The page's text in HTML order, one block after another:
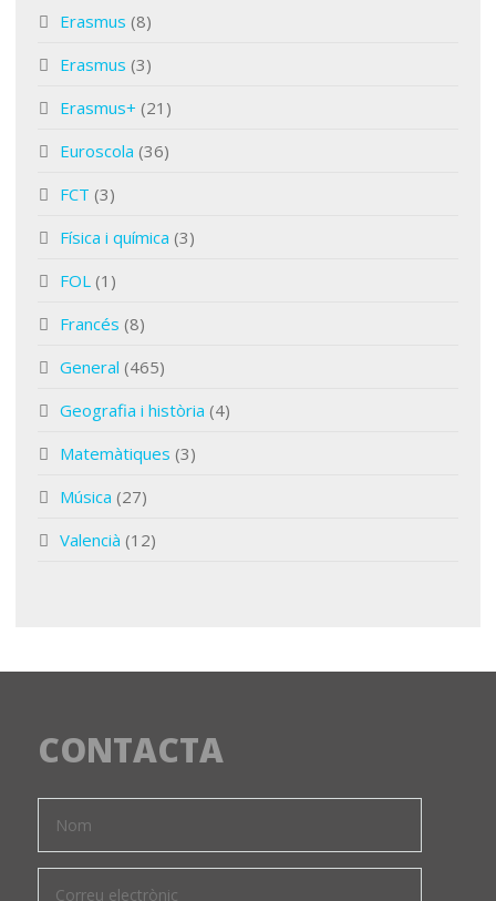
Erasmus (8)
Erasmus (3)
Erasmus+ (21)
Euroscola (36)
FCT (3)
Física i química (3)
FOL (1)
Francés (8)
General (465)
Geografia i història (4)
Matemàtiques (3)
Música (27)
Valencià (12)
CONTACTA